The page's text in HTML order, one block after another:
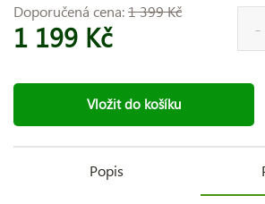
Doporučená cena:1 399 Kč
1 199 Kč
Vložit do košíku
Popis